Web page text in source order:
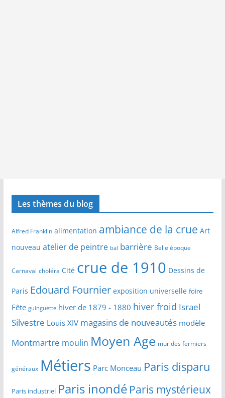
Les thèmes du blog
Alfred Franklin alimentation ambiance de la crue Art
nouveau atelier de peintre bal barrière Belle époque
Carnaval choléra Cité crue de 1910 Dessins de
Paris Edouard Fournier exposition universelle foire
Fête guinguette hiver de 1879 - 1880 hiver froid Israel
Silvestre Louis XIV magasins de nouveautés modèle
Montmartre moulin Moyen Age mur des fermiers
généraux Métiers Parc Monceau Paris disparu
Paris industriel Paris inondé Paris mystérieux